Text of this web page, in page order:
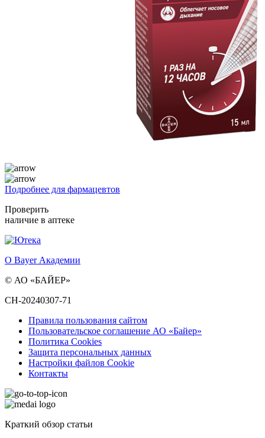
Подробнее для фармацевтов
Проверить
наличие в аптеке
О Bayer Академии
© АО «БАЙЕР»
CH-20240307-71
Правила пользования сайтом
Пользовательское соглашение АО «Байер»
Политика Cookies
Защита персональных данных
Настройки файлов Cookie
Контакты
Краткий обзор статьи